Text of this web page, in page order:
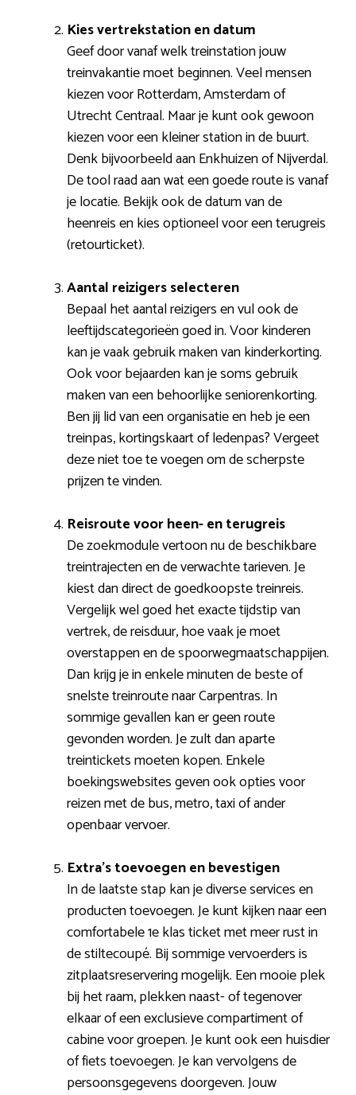
Kies vertrekstation en datum
Geef door vanaf welk treinstation jouw
treinvakantie moet beginnen. Veel mensen
kiezen voor Rotterdam, Amsterdam of
Utrecht Centraal. Maar je kunt ook gewoon
kiezen voor een kleiner station in de buurt.
Denk bijvoorbeeld aan Enkhuizen of Nijverdal.
De tool raad aan wat een goede route is vanaf
je locatie. Bekijk ook de datum van de
heenreis en kies optioneel voor een terugreis
(retourticket).
Aantal reizigers selecteren
Bepaal het aantal reizigers en vul ook de
leeftijdscategorieën goed in. Voor kinderen
kan je vaak gebruik maken van kinderkorting.
Ook voor bejaarden kan je soms gebruik
maken van een behoorlijke seniorenkorting.
Ben jij lid van een organisatie en heb je een
treinpas, kortingskaart of ledenpas? Vergeet
deze niet toe te voegen om de scherpste
prijzen te vinden.
Reisroute voor heen- en terugreis
De zoekmodule vertoon nu de beschikbare
treintrajecten en de verwachte tarieven. Je
kiest dan direct de goedkoopste treinreis.
Vergelijk wel goed het exacte tijdstip van
vertrek, de reisduur, hoe vaak je moet
overstappen en de spoorwegmaatschappijen.
Dan krijg je in enkele minuten de beste of
snelste treinroute naar Carpentras. In
sommige gevallen kan er geen route
gevonden worden. Je zult dan aparte
treintickets moeten kopen. Enkele
boekingswebsites geven ook opties voor
reizen met de bus, metro, taxi of ander
openbaar vervoer.
Extra’s toevoegen en bevestigen
In de laatste stap kan je diverse services en
producten toevoegen. Je kunt kijken naar een
comfortabele 1e klas ticket met meer rust in
de stiltecoupé. Bij sommige vervoerders is
zitplaatsreservering mogelijk. Een mooie plek
bij het raam, plekken naast- of tegenover
elkaar of een exclusieve compartiment of
cabine voor groepen. Je kunt ook een huisdier
of fiets toevoegen. Je kan vervolgens de
persoonsgegevens doorgeven. Jouw